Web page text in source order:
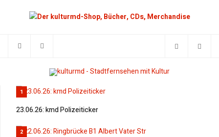
1
23.06.26: kmd Polizeiticker
2